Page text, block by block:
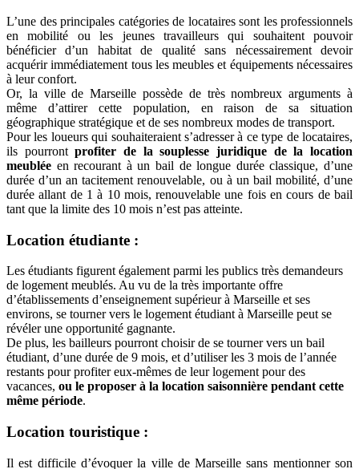
L’une des principales catégories de locataires sont les professionnels
en mobilité ou les jeunes travailleurs qui souhaitent pouvoir
bénéficier d’un habitat de qualité sans nécessairement devoir
acquérir immédiatement tous les meubles et équipements nécessaires
à leur confort.
Or, la ville de Marseille possède de très nombreux arguments à
même d’attirer cette population, en raison de sa situation
géographique stratégique et de ses nombreux modes de transport.
Pour les loueurs qui souhaiteraient s’adresser à ce type de locataires,
ils pourrontprofiter de la souplesse juridique de la location
meublée en recourant à un bail de longue durée classique, d’une
durée d’un an tacitement renouvelable, ou à un bail mobilité, d’une
durée allant de 1 à 10 mois, renouvelable une fois en cours de bail
tant que la limite des 10 mois n’est pas atteinte.
Location étudiante :
Les étudiants figurent également parmi les publics très demandeurs
de logement meublés. Au vu de la très importante offre
d’établissements d’enseignement supérieur à Marseille et ses
environs, se tourner vers le logement étudiant à Marseille peut se
révéler une opportunité gagnante.
De plus, les bailleurs pourront choisir de se tourner vers un bail
étudiant, d’une durée de 9 mois, et d’utiliser les 3 mois de l’année
restants pour profiter eux-mêmes de leur logement pour des
vacances, ou le proposer à la location saisonnière pendant cette
même période.
Location touristique :
Il est difficile d’évoquer la ville de Marseille sans mentionner son